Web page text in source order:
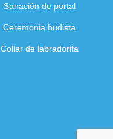
Sanación de portal
Ceremonia budista
Collar de labradorita